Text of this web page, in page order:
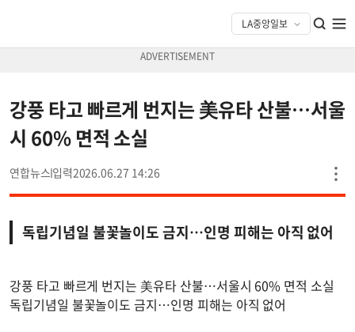
강풍 타고 빠르게 번지는 美유타 산불…서울
시 60% 면적 소실
연합뉴스 2026.06.27 14:26
독립기념일 불꽃놀이도 금지…인명 피해는 아직 없어
강풍 타고 빠르게 번지는 美유타 산불…서울시 60% 면적 소실
독립기념일 불꽃놀이도 금지…인명 피해는 아직 없어